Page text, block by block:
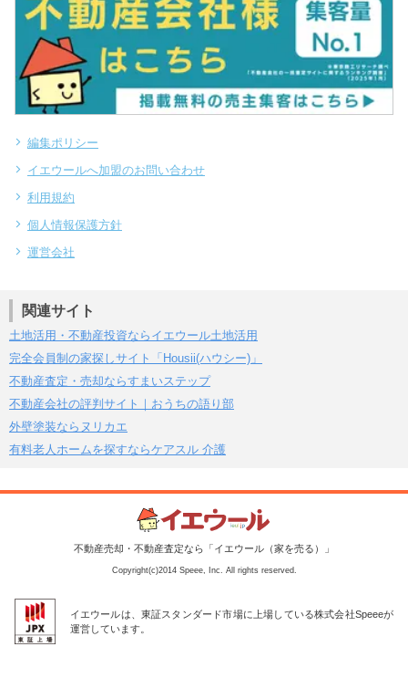
編集ポリシー
イエウールへ加盟のお問い合わせ
利用規約
個人情報保護方針
運営会社
関連サイト
土地活用・不動産投資ならイエウール土地活用
完全会員制の家探しサイト「Housii(ハウシー)」
不動産査定・売却ならすまいステップ
不動産会社の評判サイト｜おうちの語り部
外壁塗装ならヌリカエ
有料老人ホームを探すならケアスル 介護
不動産売却・不動産査定なら「イエウール（家を売る）」
Copyright(c)2014 Speee, Inc. All rights reserved.
イエウールは、東証スタンダード市場に上場している株式会社Speeeが
運営しています。